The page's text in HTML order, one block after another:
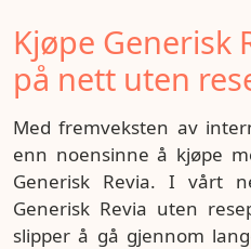
Kjøpe Generisk
på nett uten
Med fremveksten av
enn noensinne å kjøpe
Generisk Revia. I vårt
Generisk Revia uten
slipper å gå gjennom